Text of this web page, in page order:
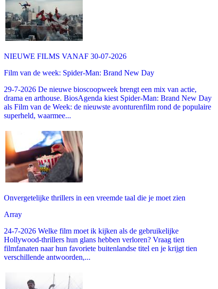
NIEUWE FILMS VANAF 30-07-2026
Film van de week: Spider-Man: Brand New Day
29-7-2026 De nieuwe bioscoopweek brengt een mix van actie,
drama en arthouse. BiosAgenda kiest Spider-Man: Brand New Day
als Film van de Week: de nieuwste avonturenfilm rond de populaire
superheld, waarmee...
Onvergetelijke thrillers in een vreemde taal die je moet zien
Array
24-7-2026 Welke film moet ik kijken als de gebruikelijke
Hollywood-thrillers hun glans hebben verloren? Vraag tien
filmfanaten naar hun favoriete buitenlandse titel en je krijgt tien
verschillende antwoorden,...